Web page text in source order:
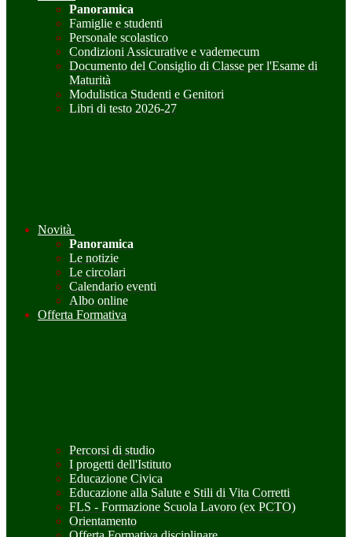
Panoramica
Famiglie e studenti
Personale scolastico
Condizioni Assicurative e vademecum
Documento del Consiglio di Classe per l'Esame di
Maturità
Modulistica Studenti e Genitori
Libri di testo 2026-27
Novità
Panoramica
Le notizie
Le circolari
Calendario eventi
Albo online
Offerta Formativa
Percorsi di studio
I progetti dell'Istituto
Educazione Civica
Educazione alla Salute e Stili di Vita Corretti
FLS - Formazione Scuola Lavoro (ex PCTO)
Orientamento